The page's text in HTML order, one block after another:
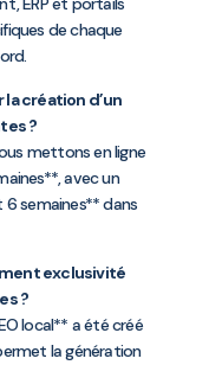
de chaque
création d’un
?
mettons en ligne
avec un
semaines** dans
exclusivité
?
local** a été créé
la génération